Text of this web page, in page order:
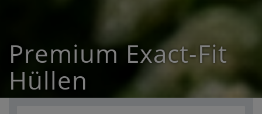
Premium Exact-Fit
Hüllen